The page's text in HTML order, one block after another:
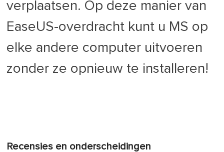
verplaatsen. Op deze manier van
EaseUS-overdracht kunt u MS op
elke andere computer uitvoeren
zonder ze opnieuw te installeren!
Recensies en onderscheidingen